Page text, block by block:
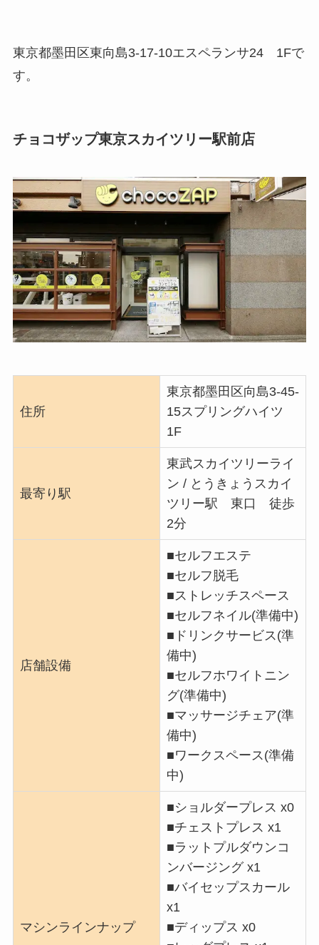
東京都墨田区東向島3-17-10エスペランサ24 1Fで
す。
チョコザップ東京スカイツリー駅前店
住所
東京都墨田区向島3-45-
15スプリングハイツ
1F
最寄り駅
東武スカイツリーライ
ン / とうきょうスカイ
ツリー駅 東口 徒歩
2分
店舗設備
■セルフエステ
■セルフ脱毛
■ストレッチスペース
■セルフネイル(準備中)
■ドリンクサービス(準
備中)
■セルフホワイトニン
グ(準備中)
■マッサージチェア(準
備中)
■ワークスペース(準備
中)
マシンラインナップ
■ショルダープレス x0
■チェストプレス x1
■ラットプルダウンコ
ンバージング x1
■バイセップスカール
x1
■ディップス x0